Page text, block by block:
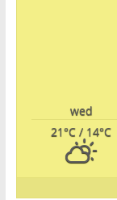
wed
21°C / 14°C